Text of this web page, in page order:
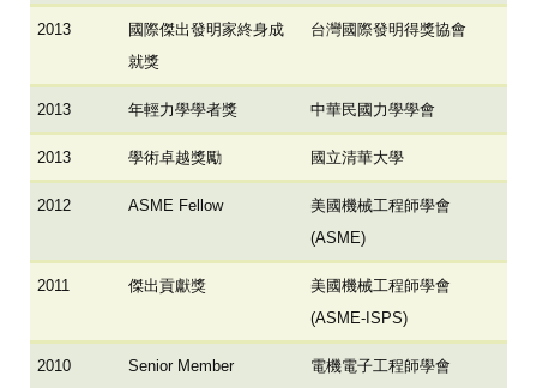
2013
國際傑出發明家終身成
就獎
台灣國際發明得獎協會
2013 年輕力學學者獎 中華民國力學學會
2013 學術卓越獎勵 國立清華大學
2012 ASME Fellow
美國機械工程師學會
(ASME)
2011 傑出貢獻獎
美國機械工程師學會
(ASME-ISPS)
2010 Senior Member
電機電子工程師學會